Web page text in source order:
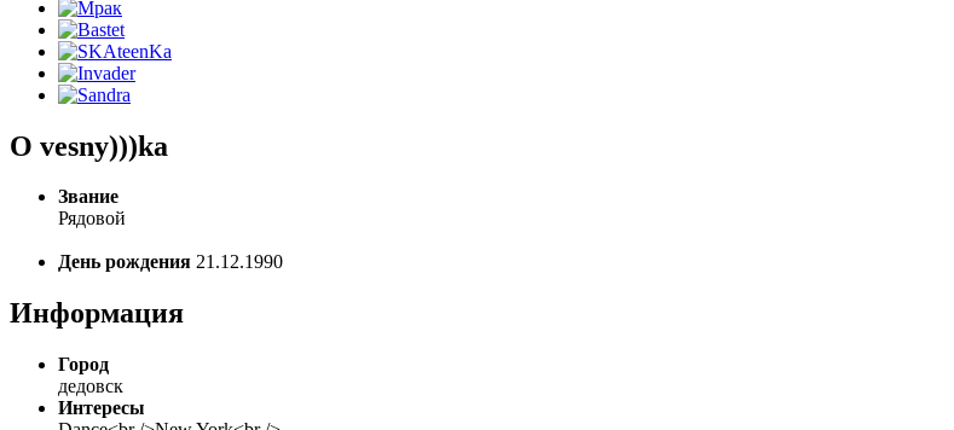
О vesny)))ka
Звание
Рядовой
День рождения 21.12.1990
Информация
Город
дедовск
Интересы